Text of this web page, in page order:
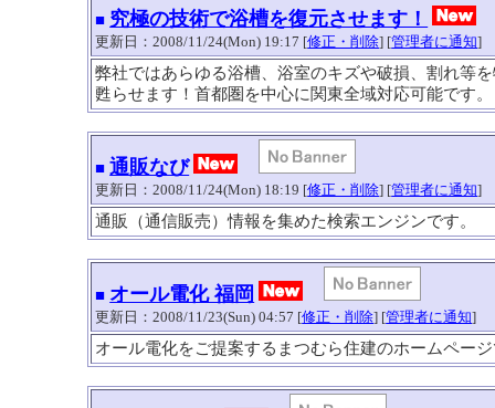
■ 究極の技術で浴槽を復元させます！
更新日：2008/11/24(Mon) 19:17 [修正・削除] [管理者に通知]
弊社ではあらゆる浴槽、浴室のキズや破損、割れ等
甦らせます！首都圏を中心に関東全域対応可能です。
■ 通販なび
更新日：2008/11/24(Mon) 18:19 [修正・削除] [管理者に通知]
通販（通信販売）情報を集めた検索エンジンです。
■ オール電化 福岡
更新日：2008/11/23(Sun) 04:57 [修正・削除] [管理者に通知]
オール電化をご提案するまつむら住建のホームペー